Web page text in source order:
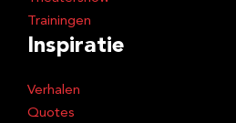
Trainingen
Inspiratie
Verhalen
Quotes